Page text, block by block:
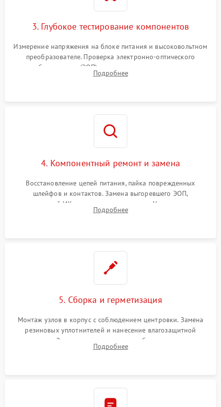
3. Глубокое тестирование компонентов
Измерение напряжения на блоке питания и высоковольтном
преобразователе. Проверка электронно-оптического
преобразователя (ЭОП) на стенде на предмет эмиссии,
шумов и засветок. Диагностика микросхем цифровых
Подробнее
4. Компонентный ремонт и замена
Восстановление цепей питания, пайка поврежденных
шлейфов и контактов. Замена выгоревшего ЭОП,
неисправной ИК-подсветки или матрицы. Ультразвуковая
очистка плат и удаление загрязнений с линз объектива и
Подробнее
5. Сборка и герметизация
Монтаж узлов в корпус с соблюдением центровки. Замена
резиновых уплотнителей и нанесение влагозащитной
смазки. Заполнение внутреннего объема прицела
осушенным азотом для предотвращения запотевания оптики
Подробнее